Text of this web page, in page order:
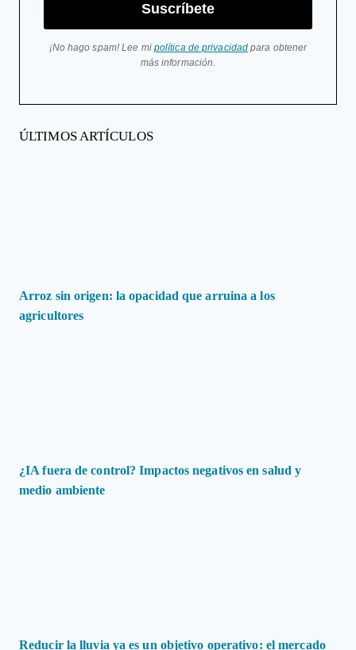
Suscríbete
¡No hago spam! Lee mi política de privacidad para obtener
más información.
ÚLTIMOS ARTÍCULOS
Arroz sin origen: la opacidad que arruina a los
agricultores
¿IA fuera de control? Impactos negativos en salud y
medio ambiente
Reducir la lluvia ya es un objetivo operativo: el mercado